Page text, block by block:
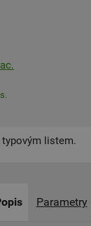
listem.
Parametry